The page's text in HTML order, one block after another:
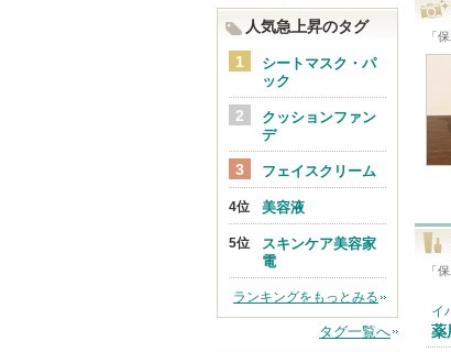
「
「
イ
薬
人気急上昇のタグ
シートマスク・パ
ック
クッションファン
デ
フェイスクリーム
美容液
スキンケア美容家
電
ランキングをもっとみる
タグ一覧へ